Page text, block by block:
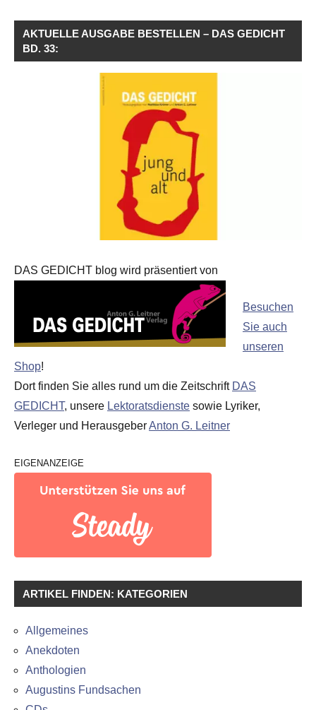
AKTUELLE AUSGABE BESTELLEN – DAS GEDICHT
BD. 33:
DAS GEDICHT blog wird präsentiert von
Besuchen
Sie auch
unseren
Shop!
Dort finden Sie alles rund um die Zeitschrift DAS
GEDICHT, unsere Lektoratsdienste sowie Lyriker,
Verleger und HerausgeberAnton G. Leitner
EIGENANZEIGE
ARTIKEL FINDEN: KATEGORIEN
Allgemeines
Anekdoten
Anthologien
Augustins Fundsachen